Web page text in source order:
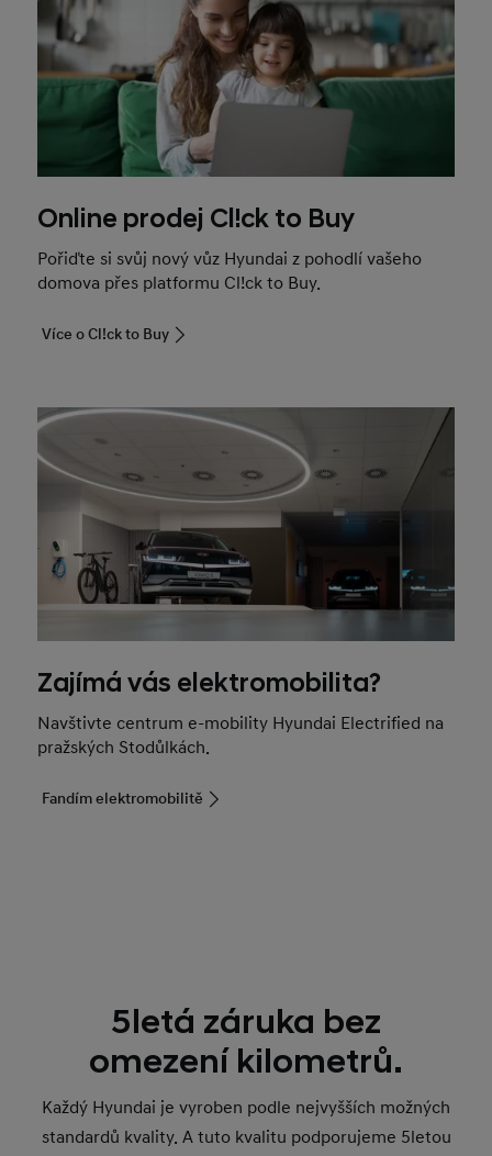
Online prodej Cl!ck to Buy
Pořiďte si svůj nový vůz Hyundai z pohodlí vašeho
domova přes platformu Cl!ck to Buy.
Více o Cl!ck to Buy
Zajímá vás elektromobilita?
Navštivte centrum e-mobility Hyundai Electrified na
pražských Stodůlkách.
Fandím elektromobilitě
5letá záruka bez
omezení kilometrů.
Každý Hyundai je vyroben podle nejvyšších možných
standardů kvality. A tuto kvalitu podporujeme 5letou